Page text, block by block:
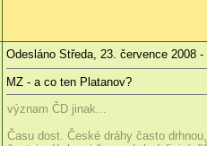
Odesláno Středa, 23. července 2008 -
MZ - a co ten Platanov?
význam ČD jinak...
Času dost. České dráhy často